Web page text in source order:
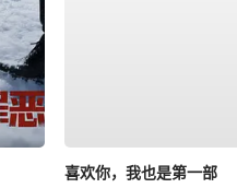
喜欢你，我也是第一部